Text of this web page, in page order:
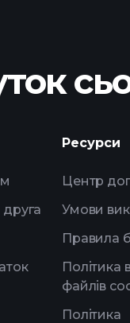
Ресурси
Центр
Умови
Правила
Політика
файлів
Політика